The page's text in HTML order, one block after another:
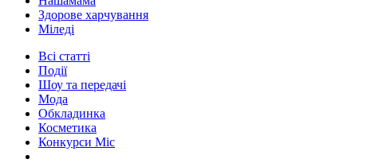
Здорове харчування
Міледі
Всі статті
Події
Шоу та передачі
Мода
Обкладинка
Косметика
Конкурси Міс